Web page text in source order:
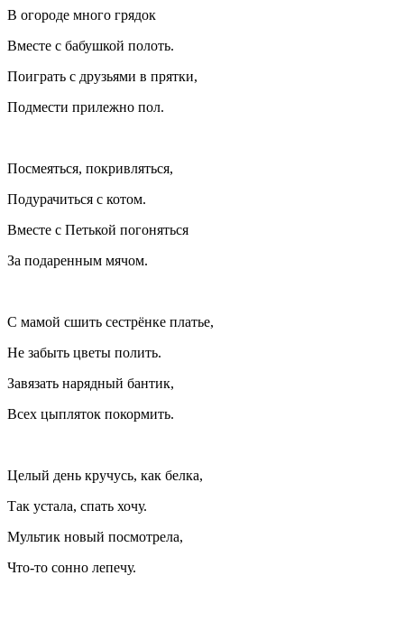
В огороде много грядок
Вместе с бабушкой полоть.
Поиграть с друзьями в прятки,
Подмести прилежно пол.
Посмеяться, покривляться,
Подурачиться с котом.
Вместе с Петькой погоняться
За подаренным мячом.
С мамой сшить сестрёнке платье,
Не забыть цветы полить.
Завязать нарядный бантик,
Всех цыпляток покормить.
Целый день кручусь, как белка,
Так устала, спать хочу.
Мультик новый посмотрела,
Что-то сонно лепечу.